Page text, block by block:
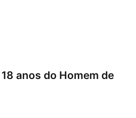
anos do Homem de